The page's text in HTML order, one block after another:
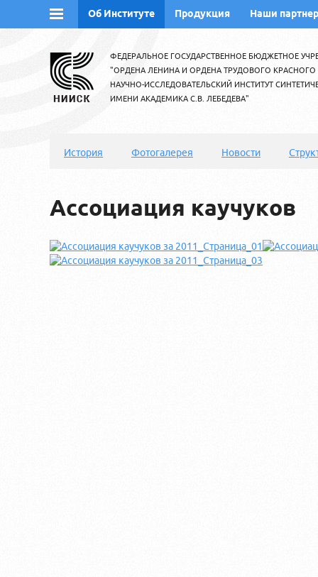
Об Институте Продукция Наши
ФЕДЕРАЛЬНОЕ ГОСУДАРСТВЕННОЕ БЮДЖЕТНОЕ
"ОРДЕНА ЛЕНИНА И ОРДЕНА ТРУДОВОГО КРАСНОГО
НАУЧНО-ИССЛЕДОВАТЕЛЬСКИЙ ИНСТИТУТ
ИМЕНИ АКАДЕМИКА С.В. ЛЕБЕДЕВА"
История Фотогалерея Новости
Ассоциация каучуков